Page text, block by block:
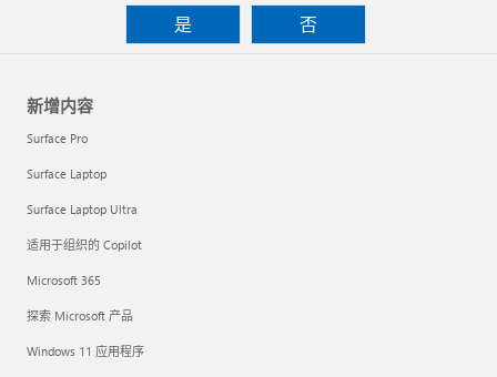
是
否
新增内容
Surface Pro
Surface Laptop
Surface Laptop Ultra
适用于组织的 Copilot
Microsoft 365
探索 Microsoft 产品
Windows 11 应用程序